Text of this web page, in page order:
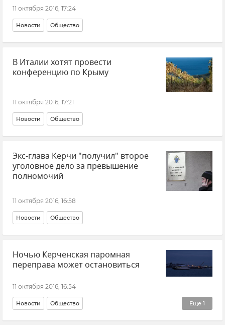
11 октября 2016, 17:24
Новости Общество
В Италии хотят провести
конференцию по Крыму
11 октября 2016, 17:21
Новости Общество
Экс-глава Керчи "получил" второе
уголовное дело за превышение
полномочий
11 октября 2016, 16:58
Новости Общество
Ночью Керченская паромная
переправа может остановиться
11 октября 2016, 16:54
Еще 1
Новости Общество
Ситуация на Керченской переправе